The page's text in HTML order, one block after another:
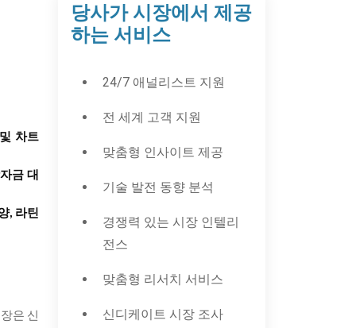
및 차트
금 대
, 라틴
은 신
당사가 시장에서 제공
하는 서비스
24/7 애널리스트 지원
전 세계 고객 지원
맞춤형 인사이트 제공
기술 발전 동향 분석
경쟁력 있는 시장 인텔리
전스
맞춤형 리서치 서비스
신디케이트 시장 조사